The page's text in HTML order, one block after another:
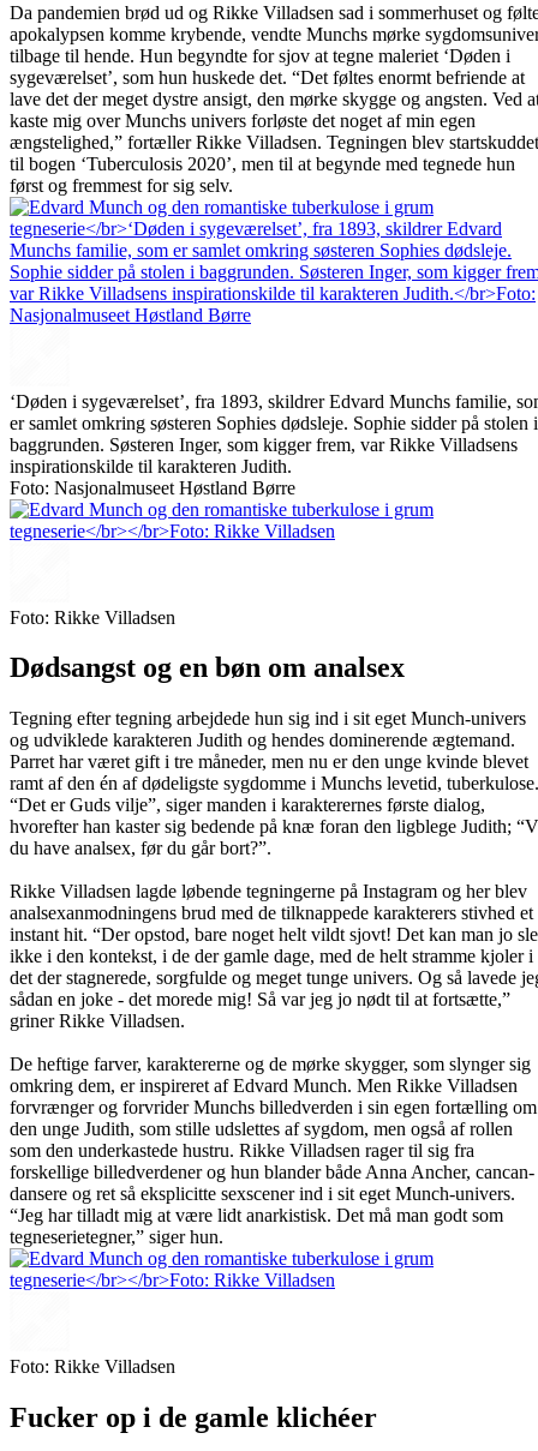
Da pandemien brød ud og Rikke Villadsen sad i sommerhuset og
apokalypsen komme krybende, vendte Munchs mørke
tilbage til hende. Hun begyndte for sjov at tegne maleriet ‘Døden i
sygeværelset’, som hun huskede det. “Det føltes enormt befriende at
lave det der meget dystre ansigt, den mørke skygge og angsten. Ved
kaste mig over Munchs univers forløste det noget af min egen
ængstelighed,” fortæller Rikke Villadsen. Tegningen blev startskuddet
til bogen ‘Tuberculosis 2020’, men til at begynde med tegnede hun
først og fremmest for sig selv.
‘Døden i sygeværelset’, fra 1893, skildrer Edvard Munchs familie,
er samlet omkring søsteren Sophies dødsleje. Sophie sidder på stolen i
baggrunden. Søsteren Inger, som kigger frem, var Rikke Villadsens
inspirationskilde til karakteren Judith.
Foto: Nasjonalmuseet Høstland Børre
Foto: Rikke Villadsen
Dødsangst og en bøn om analsex
Tegning efter tegning arbejdede hun sig ind i sit eget Munch-univers
og udviklede karakteren Judith og hendes dominerende ægtemand.
Parret har været gift i tre måneder, men nu er den unge kvinde blevet
ramt af den én af dødeligste sygdomme i Munchs levetid, tuberkulose.
“Det er Guds vilje”, siger manden i karakterernes første dialog,
hvorefter han kaster sig bedende på knæ foran den ligblege Judith;
du have analsex, før du går bort?”.
Rikke Villadsen lagde løbende tegningerne på Instagram og her blev
analsexanmodningens brud med de tilknappede karakterers stivhed et
instant hit. “Der opstod, bare noget helt vildt sjovt! Det kan man jo
ikke i den kontekst, i de der gamle dage, med de helt stramme kjoler i
det der stagnerede, sorgfulde og meget tunge univers. Og så lavede
sådan en joke - det morede mig! Så var jeg jo nødt til at fortsætte,”
griner Rikke Villadsen.
De heftige farver, karaktererne og de mørke skygger, som slynger sig
omkring dem, er inspireret af Edvard Munch. Men Rikke Villadsen
forvrænger og forvrider Munchs billedverden i sin egen fortælling om
den unge Judith, som stille udslettes af sygdom, men også af rollen
som den underkastede hustru. Rikke Villadsen rager til sig fra
forskellige billedverdener og hun blander både Anna Ancher, cancan-
dansere og ret så eksplicitte sexscener ind i sit eget Munch-univers.
“Jeg har tilladt mig at være lidt anarkistisk. Det må man godt som
tegneserietegner,” siger hun.
Foto: Rikke Villadsen
Fucker op i de gamle klichéer